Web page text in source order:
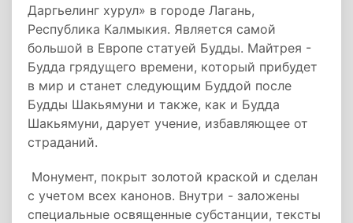
Даргьелинг хурул» в городе Лагань,
Республика Калмыкия. Является самой
большой в Европе статуей Будды. Майтрея -
Будда грядущего времени, который прибудет
в мир и станет следующим Буддой после
Будды Шакьямуни и также, как и Будда
Шакьямуни, дарует учение, избавляющее от
страданий.
Монумент, покрыт золотой краской и сделан
с учетом всех канонов. Внутри - заложены
специальные освященные субстанции, тексты